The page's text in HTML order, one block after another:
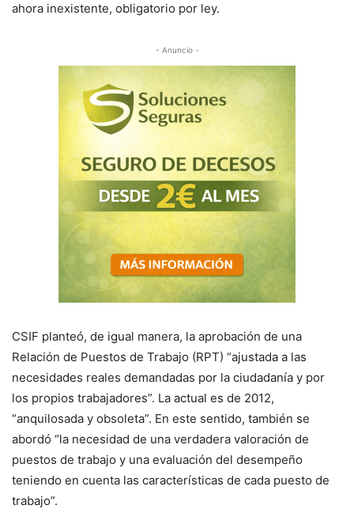
ahora inexistente, obligatorio por ley.
- Anuncio -
CSIF planteó, de igual manera, la aprobación de una
Relación de Puestos de Trabajo (RPT) “ajustada a las
necesidades reales demandadas por la ciudadanía y por
los propios trabajadores”. La actual es de 2012,
“anquilosada y obsoleta”. En este sentido, también se
abordó “la necesidad de una verdadera valoración de
puestos de trabajo y una evaluación del desempeño
teniendo en cuenta las características de cada puesto de
trabajo”.